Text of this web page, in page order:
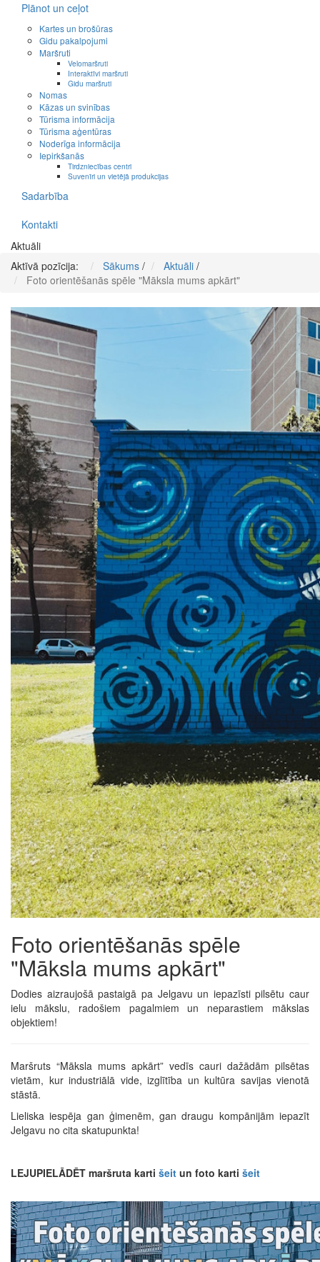
Plānot un ceļot
Kartes un brošūras
Gidu pakalpojumi
Maršruti
Velomaršruti
Interaktīvi maršruti
Gidu maršruti
Nomas
Kāzas un svinības
Tūrisma informācija
Tūrisma aģentūras
Noderīga informācija
Iepirkšanās
Tirdzniecības centri
Suvenīri un vietējā produkcijas
Sadarbība
Kontakti
Aktuāli
Aktīvā pozīcija:
Sākums / Aktuāli /
Foto orientēšanās spēle "Māksla mums apkārt"
Foto orientēšanās spēle
"Māksla mums apkārt"
Dodies aizraujošā pastaigā pa Jelgavu un iepazīsti pilsētu caur
ielu mākslu, radošiem pagalmiem un neparastiem mākslas
objektiem!
Maršruts “Māksla mums apkārt” vedīs cauri dažādām pilsētas
vietām, kur industriālā vide, izglītība un kultūra savijas vienotā
stāstā.
Lieliska iespēja gan ģimenēm, gan draugu kompānijām iepazīt
Jelgavu no cita skatupunkta!
LEJUPIELĀDĒT maršruta karti šeit un foto karti šeit